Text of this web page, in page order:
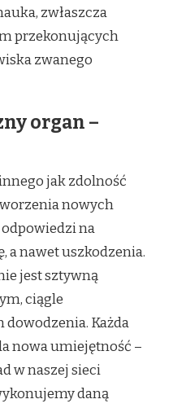
zwłaszcza
przekonujących
zwanego
organ –
jak zdolność
nowych
na
a nawet uszkodzenia.
jest sztywną
ciągle
Każda
nowa umiejętność –
w naszej sieci
daną